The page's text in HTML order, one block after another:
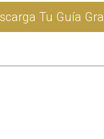
y contar con
Tu Guía